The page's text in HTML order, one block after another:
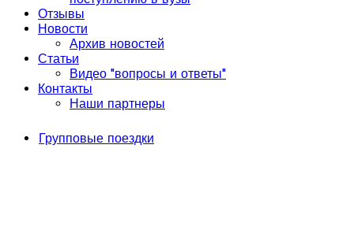
Отзывы
Новости
Архив новостей
Статьи
Видео "вопросы и ответы"
Контакты
Наши партнеры
Групповые поездки